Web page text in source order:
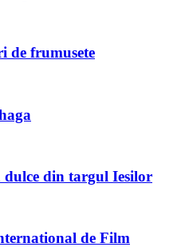
de frumusete
dulce din targul Iesilor
d​e Film